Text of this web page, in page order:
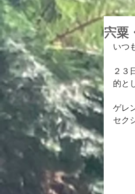
宍粟
いつ
２３
的と
ゲレ
セク